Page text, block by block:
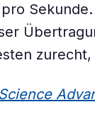
zurecht,
Science